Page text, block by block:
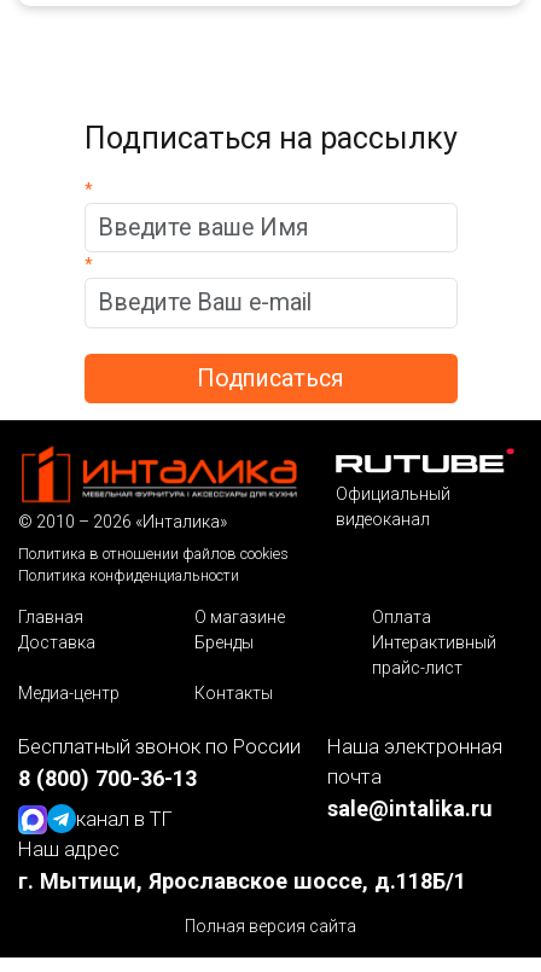
Подписаться на рассылку
*
*
© 2010 – 2026 «Инталика»
Политика в отношении файлов cookies
Политика конфиденциальности
Официальный
видеоканал
Главная О магазине
Оплата
Доставка
Бренды
Интерактивный
прайс-лист
Медиа-центр
Контакты
Бесплатный звонок по России
8 (800) 700-36-13
канал в ТГ
Наша электронная
почта
sale@intalika.ru
Наш адрес
г. Мытищи, Ярославское шоссе, д.118Б/1
Полная версия сайта